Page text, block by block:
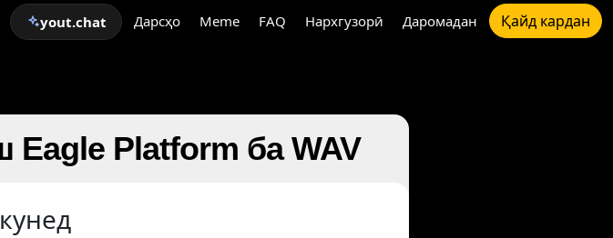
yout.chat Дарсҳо Meme FAQ Нархгузорӣ Даромадан Қайд кардан
Platform ба WAV